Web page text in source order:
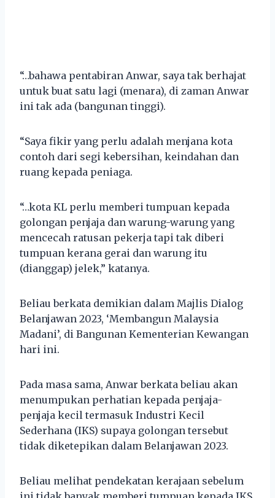
“…bahawa pentabiran Anwar, saya tak berhajat
untuk buat satu lagi (menara), di zaman Anwar
ini tak ada (bangunan tinggi).
“Saya fikir yang perlu adalah menjana kota
contoh dari segi kebersihan, keindahan dan
ruang kepada peniaga.
“…kota KL perlu memberi tumpuan kepada
golongan penjaja dan warung-warung yang
mencecah ratusan pekerja tapi tak diberi
tumpuan kerana gerai dan warung itu
(dianggap) jelek,” katanya.
Beliau berkata demikian dalam Majlis Dialog
Belanjawan 2023, ‘Membangun Malaysia
Madani’, di Bangunan Kementerian Kewangan
hari ini.
Pada masa sama, Anwar berkata beliau akan
menumpukan perhatian kepada penjaja-
penjaja kecil termasuk Industri Kecil
Sederhana (IKS) supaya golongan tersebut
tidak diketepikan dalam Belanjawan 2023.
Beliau melihat pendekatan kerajaan sebelum